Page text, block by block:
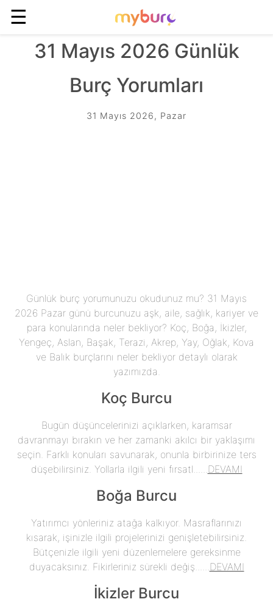
☰
31 Mayıs 2026 Günlük
Burç Yorumları
31 Mayıs 2026, Pazar
Günlük burç yorumunuzu okudunuz mu? 31 Mayıs
2026 Pazar günü burcunuzu aşk, aile, sağlık, kariyer ve
para konularında neler bekliyor? Koç, Boğa, İkizler,
Yengeç, Aslan, Başak, Terazi, Akrep, Yay, Oğlak, Kova
ve Balık burçlarını neler bekliyor detaylı olarak
yazımızda.
Koç Burcu
Bugün düşüncelerinizi açıklarken, karamsar
davranmayı bırakın ve her zamanki akılcı bir yaklaşımı
seçin. Farklı konuları savunarak, onunla birbirinize ters
düşebilirsiniz. Yollarla ilgili yeni fırsatl...... DEVAMI
Boğa Burcu
Yatırımcı yönleriniz atağa kalkıyor. Masraflarınızı
kısarak, işinizle ilgili projelerinizi genişletebilirsiniz.
Bütçenizle ilgili yeni düzenlemelere gereksinme
duyacaksınız. Fikirleriniz sürekli değiş...... DEVAMI
İkizler Burcu